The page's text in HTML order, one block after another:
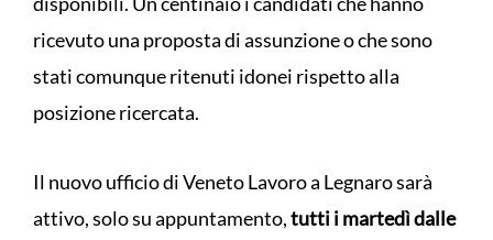
ricevuto una proposta di assunzione o che sono
stati comunque ritenuti idonei rispetto alla
posizione ricercata.
Il nuovo ufficio di Veneto Lavoro a Legnaro sarà
attivo, solo su appuntamento,tutti i martedì dalle